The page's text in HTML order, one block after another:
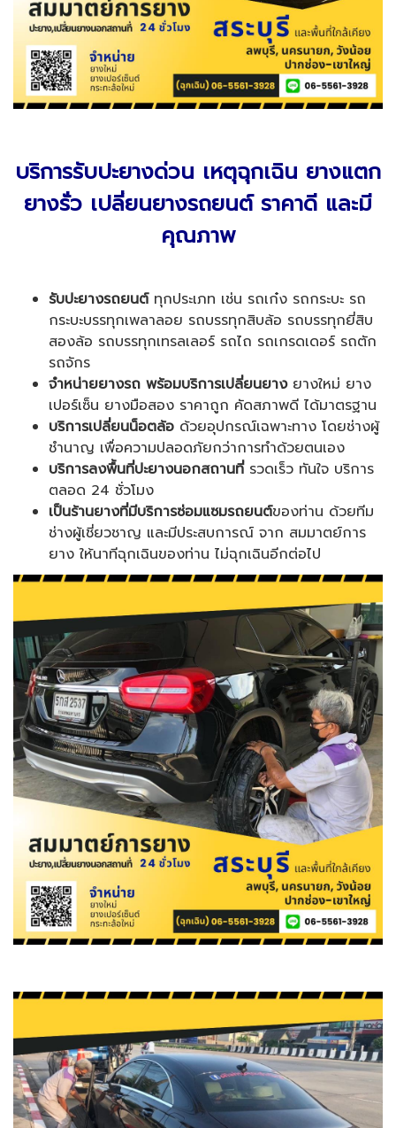
บริการรับปะยางด่วน เหตุฉุกเฉิน ยางแตก
ยางรั่ว เปลี่ยนยางรถยนต์ ราคาดี และมี
คุณภาพ
รับปะยางรถยนต์ทุกประเภท เช่น รถเก๋ง รถกระบะ รถ
กระบะบรรทุกเพลาลอย รถบรรทุกสิบล้อ รถบรรทุกยี่สิบ
สองล้อ รถบรรทุกเทรลเลอร์ รถไถ รถเกรดเดอร์ รถตัก
รถจักร
จำหน่ายยางรถ พร้อมบริการเปลี่ยนยาง ยางใหม่ ยาง
เปอร์เซ็น ยางมือสอง ราคาถูก คัดสภาพดี ได้มาตรฐาน
บริการเปลี่ยนน็อตล้อ ด้วยอุปกรณ์เฉพาะทาง โดยช่างผู้
ชำนาญ เพื่อความปลอดภัยกว่าการทำด้วยตนเอง
บริการลงพื้นที่ปะยางนอกสถานที่รวดเร็ว ทันใจ บริการ
ตลอด 24 ชั่วโมง
เป็นร้านยางที่มีบริการซ่อมแซมรถยนต์ของท่าน ด้วยทีม
ช่างผู้เชี่ยวชาญ และมีประสบการณ์ จาก สมมาตย์การ
ยาง ให้นาทีฉุกเฉินของท่าน ไม่ฉุกเฉินอีกต่อไป